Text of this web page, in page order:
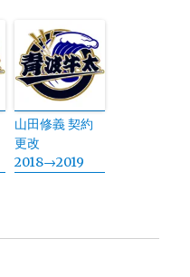
山田修義 契約
更改
2018→2019